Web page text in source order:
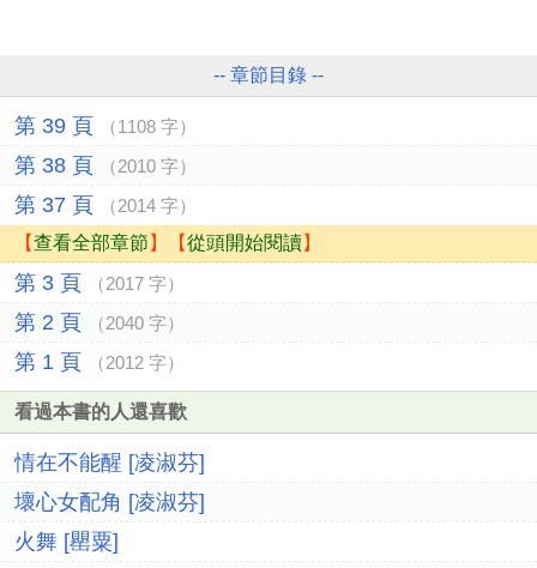
-- 章節目錄 --
第 39 頁 （1108 字）
第 38 頁 （2010 字）
第 37 頁 （2014 字）
【查看全部章節 】【從頭開始閱讀】
第 3 頁 （2017 字）
第 2 頁 （2040 字）
第 1 頁 （2012 字）
看過本書的人還喜歡
情在不能醒 [凌淑芬]
壞心女配角 [凌淑芬]
火舞 [罌粟]